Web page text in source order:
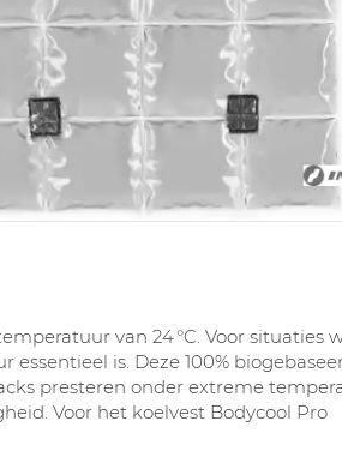
van 24 °C. Voor situaties
essentieel is. Deze 100%
presteren onder extreme
Voor het koelvest Bodycool Pro